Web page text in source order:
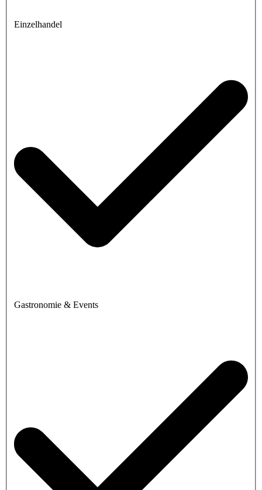
Einzelhandel
Gastronomie & Events